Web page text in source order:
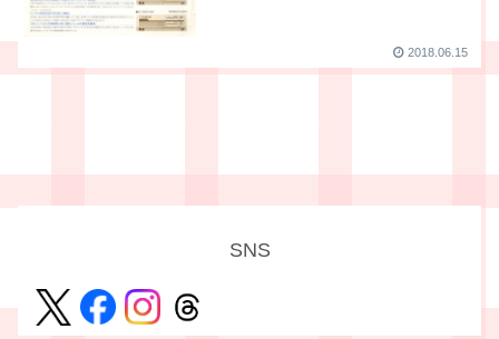
2018.06.15
SNS